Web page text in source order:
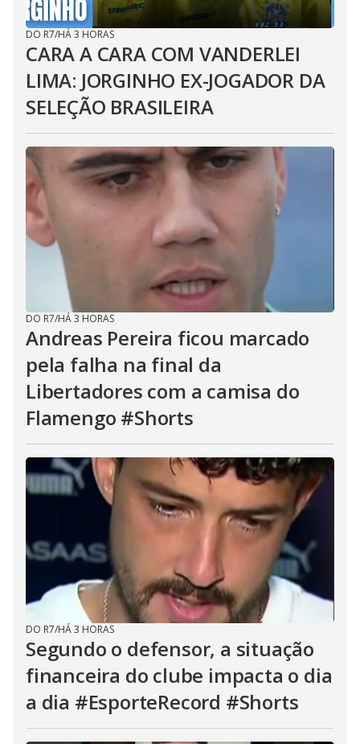
DO R7/HÁ 3 HORAS
CARA A CARA COM VANDERLEI
LIMA: JORGINHO EX-JOGADOR DA
SELEÇÃO BRASILEIRA
DO R7/HÁ 3 HORAS
Andreas Pereira ficou marcado
pela falha na final da
Libertadores com a camisa do
Flamengo #Shorts
DO R7/HÁ 3 HORAS
Segundo o defensor, a situação
financeira do clube impacta o dia
a dia #EsporteRecord #Shorts